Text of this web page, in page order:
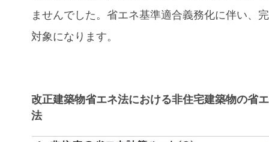
ませんでした。省エネ基準適合義務化に伴い、
対象になります。
改正建築物省エネ法における非住宅建築物の省
法